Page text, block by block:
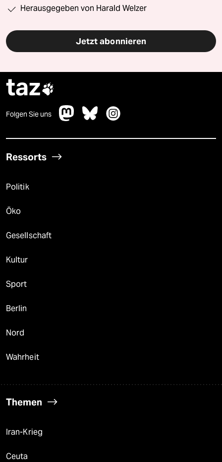
Herausgegeben von Harald Welzer
Jetzt abonnieren
taz
Folgen Sie uns
Ressorts
Politik
Öko
Gesellschaft
Kultur
Sport
Berlin
Nord
Wahrheit
Themen
Iran-Krieg
Ceuta